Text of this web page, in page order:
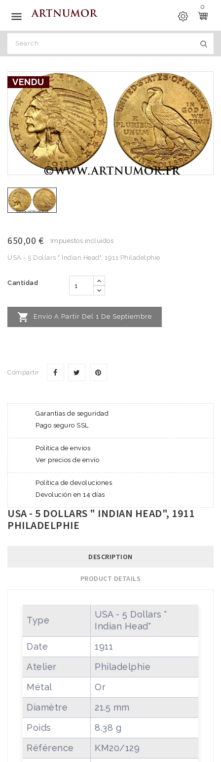

0
VENDU
650,00 € Impuestos incluidos
USA - 5 Dollars " Indian Head", 1911 Philadelphie
Cantidad
 Envío A Partir Del 1 De Septiembre
Compartir
Garantías de seguridad
Pago seguro SSL
Politica de envios
Ver precios de envío
Política de devoluciones
Devolución en 14 días
USA - 5 DOLLARS " INDIAN HEAD", 1911
PHILADELPHIE
DESCRIPTION
PRODUCT DETAILS
Type
USA - 5 Dollars "
Indian Head"
Date
1911
Atelier
Philadelphie
Métal
Or
Diamètre
21.5 mm
Poids
8.38 g
Référence
KM20/129